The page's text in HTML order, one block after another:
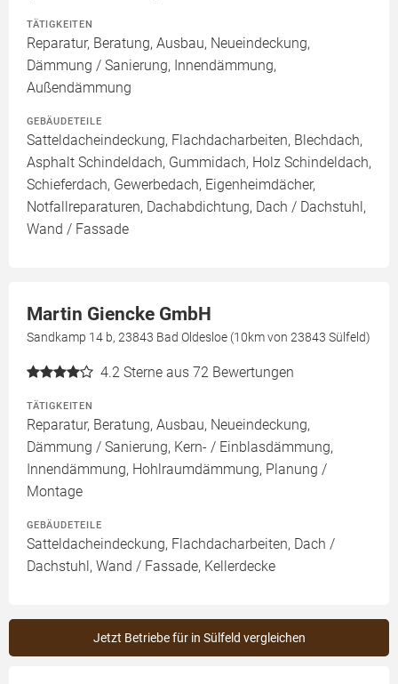
TÄTIGKEITEN
Reparatur, Beratung, Ausbau, Neueindeckung,
Dämmung / Sanierung, Innendämmung,
Außendämmung
GEBÄUDETEILE
Satteldacheindeckung, Flachdacharbeiten, Blechdach,
Asphalt Schindeldach, Gummidach, Holz Schindeldach,
Schieferdach, Gewerbedach, Eigenheimdächer,
Notfallreparaturen, Dachabdichtung, Dach / Dachstuhl,
Wand / Fassade
Martin Giencke GmbH
Sandkamp 14 b, 23843 Bad Oldesloe (10km von 23843 Sülfeld)
4.2 Sterne aus 72 Bewertungen
TÄTIGKEITEN
Reparatur, Beratung, Ausbau, Neueindeckung,
Dämmung / Sanierung, Kern- / Einblasdämmung,
Innendämmung, Hohlraumdämmung, Planung /
Montage
GEBÄUDETEILE
Satteldacheindeckung, Flachdacharbeiten, Dach /
Dachstuhl, Wand / Fassade, Kellerdecke
Jetzt Betriebe für in Sülfeld vergleichen